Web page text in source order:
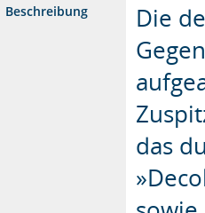
Beschreibung
Die
das